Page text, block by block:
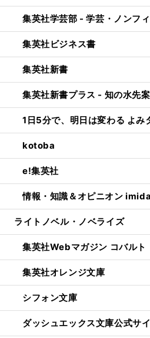
集英社学芸部 - 学芸・ノンフ
集英社ビジネス書
集英社新書
集英社新書プラス - 知の水先
1日5分で、明日は変わる よ
kotoba
e!集英社
情報・知識＆オピニオン
ライトノベル・ノベライズ
集英社Webマガジン コバルト
集英社オレンジ文庫
シフォン文庫
ダッシュエックス文庫公式サ